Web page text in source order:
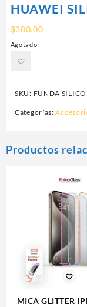
HUAWEI
$300.00
Agotado
SKU: FUNDA
Categorías:
Productos
MICA GLITTER